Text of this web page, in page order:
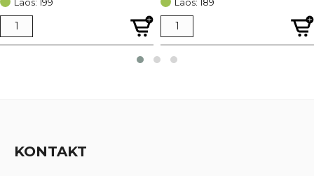
oli:
€ 0,05.
is:
€ 0,04.
oli:
€ 0,04.
is:
€ 0,03.
KONTAKT